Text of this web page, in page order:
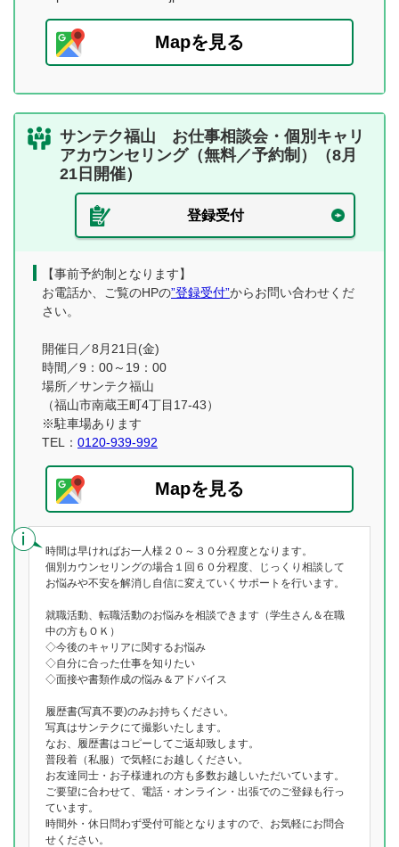
Mapを見る
サンテク福山 お仕事相談会・個別キャリ
アカウンセリング（無料／予約制）（8月
21日開催）
登録受付
【事前予約制となります】
お電話か、ご覧のHPの”登録受付”からお問い合わせくだ
さい。
開催日／8月21日(金)
時間／9：00～19：00
場所／サンテク福山
（福山市南蔵王町4丁目17-43）
※駐車場あります
TEL： 0120-939-992
Mapを見る
時間は早ければお一人様２０～３０分程度となります。
個別カウンセリングの場合１回６０分程度、じっくり相談して
お悩みや不安を解消し自信に変えていくサポートを行います。
就職活動、転職活動のお悩みを相談できます（学生さん＆在職
中の方もＯＫ）
◇今後のキャリアに関するお悩み
◇自分に合った仕事を知りたい
◇面接や書類作成の悩み＆アドバイス
履歴書(写真不要)のみお持ちください。
写真はサンテクにて撮影いたします。
なお、履歴書はコピーしてご返却致します。
普段着（私服）で気軽にお越しください。
お友達同士・お子様連れの方も多数お越しいただいています。
ご要望に合わせて、電話・オンライン・出張でのご登録も行っ
ています。
時間外・休日問わず受付可能となりますので、お気軽にお問合
せください。